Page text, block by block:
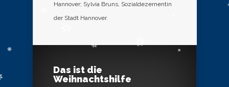
Hannover; Sylvia Bruns, Sozialdezernentin
der Stadt Hannover.
Das ist die
Weihnachtshilfe